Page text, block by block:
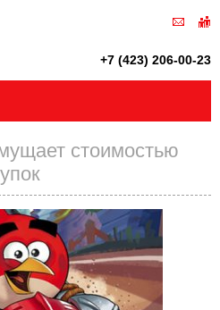
+7 (423) 206-00-23
стоимостью